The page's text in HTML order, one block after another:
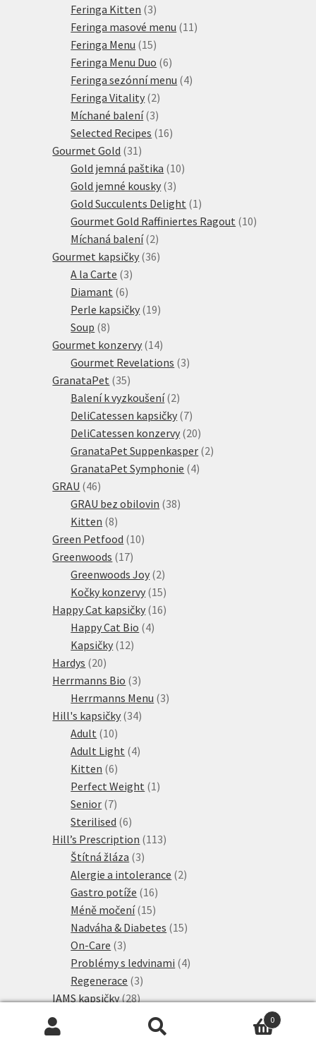
Feringa Kitten 33
produkty
Feringa masové menu 11 11
Feringa Menu 1515
produktů
Feringa Menu Duo 66
produktů
Feringa sezónní menu 44
Feringa Vitality 22
produkty
Míchané balení 33
produkty
Selected Recipes 1616
Gourmet Gold 31 31
produktů
Gold jemná paštika 1010
Gold jemné kousky 33
produkty
Gold Succulents Delight 1 1
produkt
Gourmet Gold Raffiniertes Ragout 1010
Míchaná balení 22
produkty
Gourmet kapsičky 3636
A la Carte 33
Diamant 66
produktů
Perle kapsičky 1919
Soup 88
produktů
Gourmet konzervy 1414
produktů
Gourmet Revelations 33
GranataPet 3535
produktů
Balení k vyzkoušení 22
produkty
DeliCatessen kapsičky 77
produktů
DeliCatessen konzervy 2020
produktů
GranataPet Suppenkasper 22
GranataPet Symphonie 44
GRAU 4646
produktů
GRAU bez obilovin 3838
Kitten 88
produktů
Green Petfood 1010
Greenwoods 1717
produktů
Greenwoods Joy 22
produkty
Kočky konzervy 1515
produktů
Happy Cat kapsičky 1616
Happy Cat Bio 44
Kapsičky 1212
Hardys 2020
produktů
Herrmanns Bio 33
produkty
Herrmanns Menu 33
Hill's kapsičky 3434
Adult 1010
produktů
Adult Light 44
Kitten 66
produktů
Perfect Weight 1 1
Senior 77
produktů
Sterilised 66
produktů
Hill’s Prescription 113113
Štítná žláza 33
produkty
Alergie a intolerance 22
Gastro potíže 1616
produktů
Méně močení 1515
produktů
Nadváha & Diabetes 1515
On-Care 33
produkty
Problémy s ledvinami 44
Regenerace 33
produkty
IAMS kapsičky 2828
produktů
produktů
44
0